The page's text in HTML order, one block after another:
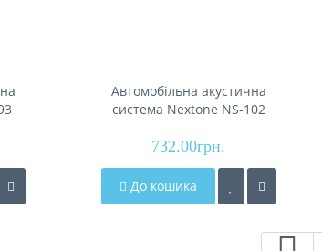
Автомобільна акустична
система Nextone NS-102
732.00грн.
До кошика